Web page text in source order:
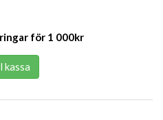
för 1 000kr
kassa